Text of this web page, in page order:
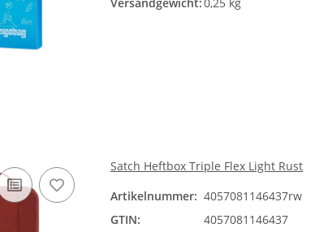
Satch Heftbox Triple Flex Light Rust
Artikelnummer: 4057081146437rw
GTIN:
4057081146437